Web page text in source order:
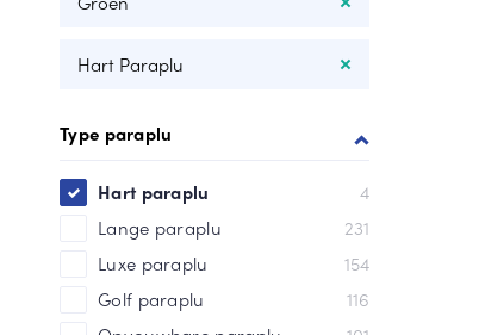
Hart Paraplu
Type paraplu
Lange paraplu
231
Luxe paraplu
154
Golf paraplu
116
Hart paraplu 4